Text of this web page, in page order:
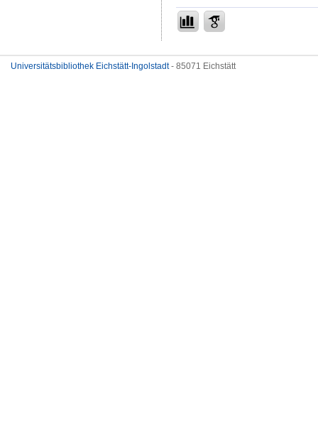
Universitätsbibliothek Eichstätt-Ingolstadt- 85071 Eichstätt